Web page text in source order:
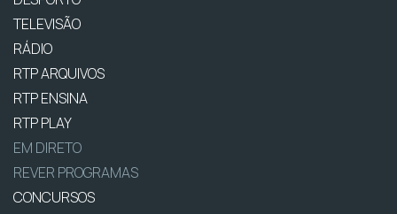
TELEVISÃO
RÁDIO
RTP ARQUIVOS
RTP ENSINA
RTP PLAY
EM DIRETO
REVER PROGRAMAS
CONCURSOS